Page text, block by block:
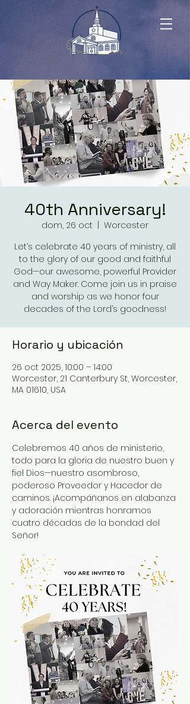
40th Anniversary!
dom, 26 oct
Worcester
Let’s celebrate 40 years of ministry, all
to the glory of our good and faithful
God—our awesome, powerful Provider
and Way Maker. Come join us in praise
and worship as we honor four
decades of the Lord’s goodness!
Horario y ubicación
26 oct 2025, 10:00 – 14:00
Worcester, 21 Canterbury St, Worcester,
MA 01610, USA
Acerca del evento
Celebremos 40 años de ministerio,
todo para la gloria de nuestro buen y
fiel Dios—nuestro asombroso,
poderoso Proveedor y Hacedor de
caminos. ¡Acompáñanos en alabanza
y adoración mientras honramos
cuatro décadas de la bondad del
Señor!